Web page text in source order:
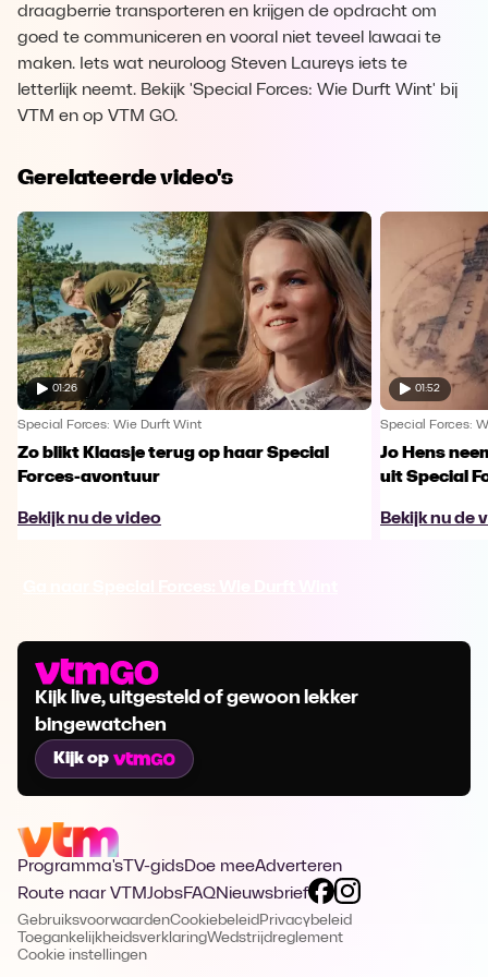
draagberrie transporteren en krijgen de opdracht om
goed te communiceren en vooral niet teveel lawaai te
maken. Iets wat neuroloog Steven Laureys iets te
letterlijk neemt. Bekijk 'Special Forces: Wie Durft Wint' bij
VTM en op VTM GO.
Gerelateerde video's
01:26
Special Forces: Wie Durft Wint
Zo blikt Klaasje terug op haar Special
Forces-avontuur
Bekijk nu de video
01:52
Special Forces:
Jo Hens
uit Special
Bekijk nu de
Kijk live, uitgesteld of gewoon lekker
bingewatchen
Kijk op
Programma's TV-gidsDoe meeAdverteren
Route naar VTMJobsFAQNieuwsbrief
GebruiksvoorwaardenCookiebeleid Privacybeleid
ToegankelijkheidsverklaringWedstrijdreglement
Cookie instellingen